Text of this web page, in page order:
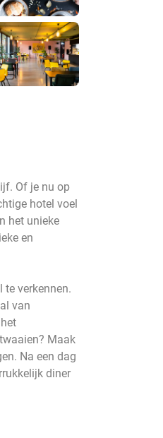
Of je nu op
hotel voel
het unieke
en
verkennen.
van
Maak
Na een dag
diner